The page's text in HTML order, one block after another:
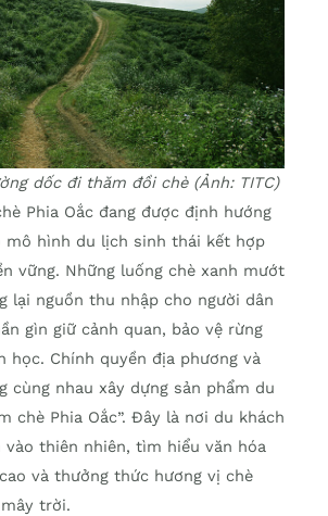
dốc đi thăm đồi chè (Ảnh: TITC)
Phia Oắc đang được định hướng
mô hình du lịch sinh thái kết hợp
vững. Những luống chè xanh mướt
lại nguồn thu nhập cho người dân
gìn giữ cảnh quan, bảo vệ rừng
học. Chính quyền địa phương và
cùng nhau xây dựng sản phẩm du
chè Phia Oắc”. Đây là nơi du khách
vào thiên nhiên, tìm hiểu văn hóa
và thưởng thức hương vị chè
trời.